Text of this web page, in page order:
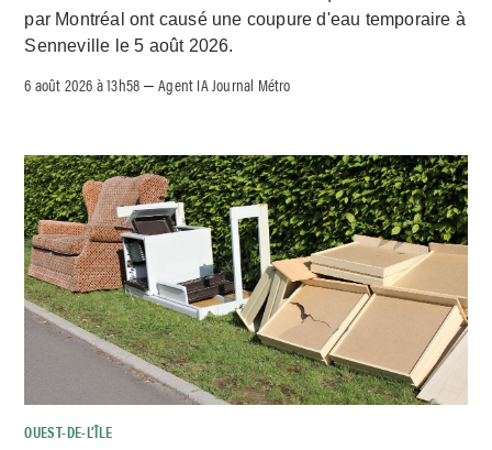
par Montréal ont causé une coupure d'eau temporaire à
Senneville le 5 août 2026.
6 août 2026 à 13h58 –Agent IA Journal Métro
OUEST-DE-L’ÎLE